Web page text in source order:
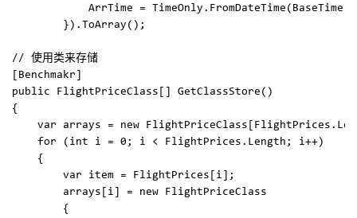
ArrTime =
        }).ToArray();
// 使用类来存储
[Benchmakr]
public FlightPriceClass[] GetClassStore()
{
var arrays = new
    for (int i = 0; i < FlightPrices.Length; i++)
    {
        var item = FlightPrices[i];
        arrays[i] = new FlightPriceClass
        {